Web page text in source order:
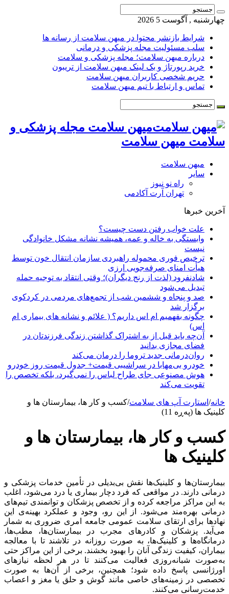
چهارشنبه , آگوست 5 2026
شرایط بازنشر محتوا در میهن سلامت از رسانه ها
سلب مسئولیت مجله پزشکی و درمانی
درباره میهن سلامت؛ مجله پزشکی و سلامت
خرید رپورتاژ و بک لینک میهن سلامت از تریبون
حریم شخصی کاربران میهن سلامت
تماس و ارتباط با تیم میهن سلامت
میهن سلامت مجله پزشکی و
سلامت میهن سلامت
میهن سلامت
سایر
راه نو نیوز
تهران آرت آکادمی
آخرین خبرها
علت خواب رفتن دست چیست؟
وابستگی به خاله و عمه، همیشه نشانه مشکل خانوادگی
نیست
ترخیص فوری محموله راهبردی سازمان انتقال خون توسط
هیأت امنای صرفه‌جویی ارزی
شادنفرود (لذت از رنج دیگران)؛ وقتی انتقاد به توجیه حمله
تبدیل می‌شود
صد و پنجاه‌ و ششمین شب از تجمع‌های مردمی در کردکوی
برگزار شد
چگونه بفهمیم ام اس داریم؟ ( علائم و نشانه های بیماری ام
اس)
آن‌چه باید قبل از به اشتراک گذاشتن زندگی فرزندتان در
فضای مجازی بدانید
روان‌درمانی جدید تروما را درمان می‌کند
خودرو بی‌مهابا در سراشیبی قیمت+ جدول قیمت روز خودرو
هوش مصنوعی جای طراح لباس را نمی‌گیرد، بلکه تخصص را
تقویت می‌کند
خانه/ استارت آپ های سلامت/کسب و کار ها، بیمارستان ها و
کلینیک ها (پەڕە 11)
کسب و کار ها، بیمارستان ها و
کلینیک ها
بیمارستان‌ها و کلینیک‌ها نقش بی‌بدیلی در تأمین خدمات پزشکی و
درمانی دارند. در مواقعی که فرد دچار بیماری یا درد می‌شود، اغلب
به این مراکز مراجعه کرده و از تخصص پزشکان و توانمندی تیم‌های
درمانی بهره‌مند می‌شود. از این رو، وجود و عملکرد بهینه‌ی این
نهادها برای ارتقای سلامت عمومی جامعه امری ضروری به شمار
می‌آید. پزشکان و کادرهای مجرب در بیمارستان‌ها، مطب‌ها،
درمانگاه‌ها و کلینیک‌ها، به صورت روزانه در تلاشند تا با معالجه
بیماران، کیفیت زندگی آنان را بهبود بخشند. برخی از این مراکز حتی
به‌صورت شبانه‌روزی فعالیت می‌کنند تا در هر لحظه نیازهای
اورژانسی پاسخ داده شود؛ همچنین، برخی از آن‌ها به صورت
تخصصی در زمینه‌های خاصی مانند گوش و حلق یا مغز و اعصاب
خدمت‌رسانی می‌کنند.